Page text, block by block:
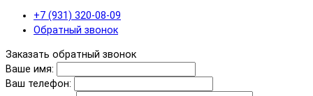
+7 (931) 320-08-09
Обратный звонок
Заказать обратный звонок
Ваше имя:
Ваш телефон: